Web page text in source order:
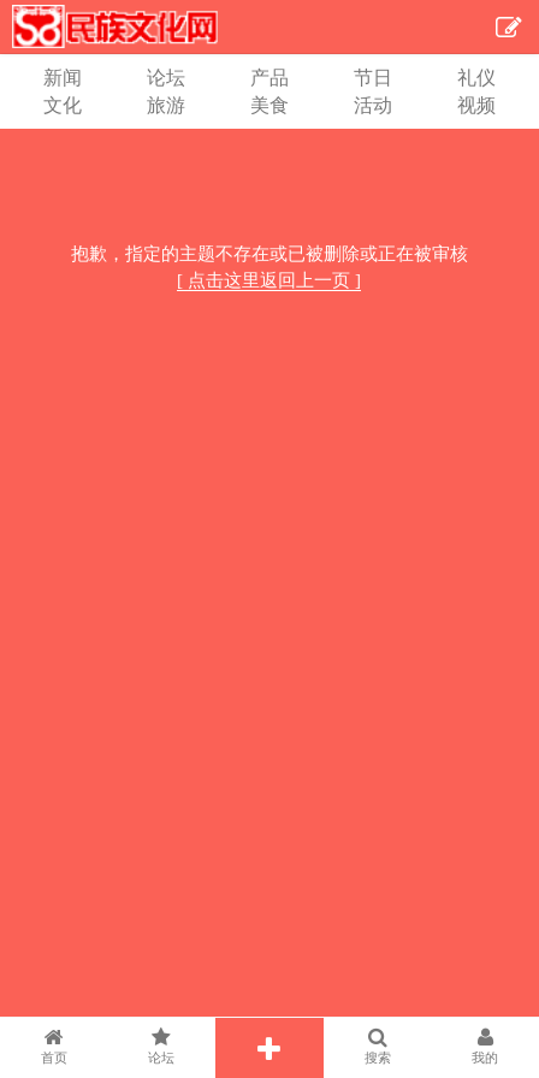
新闻 论坛 产品 节日
礼仪
文化
旅游 美食 活动 视频
抱歉，指定的主题不存在或已被删除或正在被审核
[ 点击这里返回上一页 ]
首页 论坛 搜索 我的